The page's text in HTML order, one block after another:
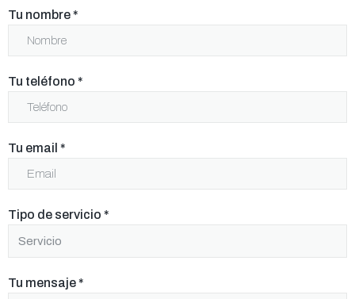
Tu nombre*
Tu teléfono *
Tu email *
Tipo de servicio *
Tu mensaje*